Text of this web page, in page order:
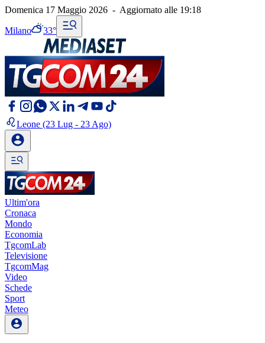
Domenica 17 Maggio 2026 - Aggiornato alle 19:18
Milano 33°
Leone (23 Lug - 23 Ago)
Ultim'ora
Cronaca
Mondo
Economia
TgcomLab
Televisione
TgcomMag
Video
Schede
Sport
Meteo